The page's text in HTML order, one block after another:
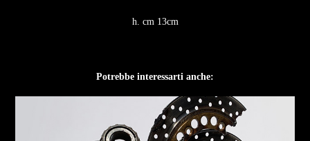
h. cm 13cm
Potrebbe interessarti anche: